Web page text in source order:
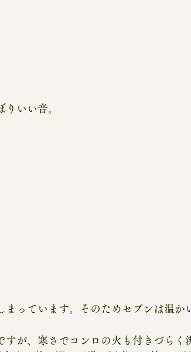
いい音。
っています。そのためセブンは温か
すが、寒さでコンロの火も付きづらく